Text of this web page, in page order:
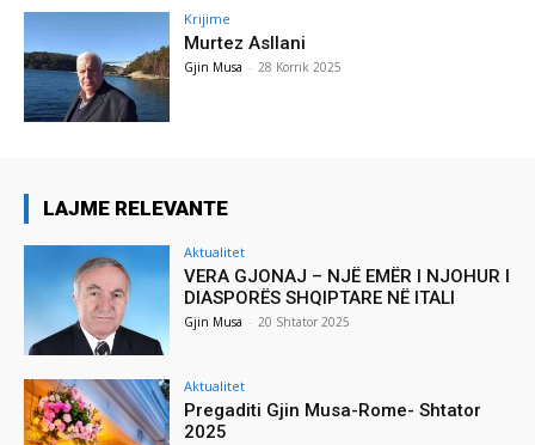
Krijime
Murtez Asllani
Gjin Musa - 28 Korrik 2025
LAJME RELEVANTE
Aktualitet
VERA GJONAJ – NJË EMËR I NJOHUR I
DIASPORËS SHQIPTARE NË ITALI
Gjin Musa - 20 Shtator 2025
Aktualitet
Pregaditi Gjin Musa-Rome- Shtator
2025